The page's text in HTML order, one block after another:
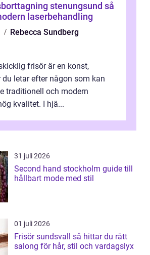
stenungsund så
laserbehandling
Rebecca Sundberg
frisör är en konst,
du letar efter någon som kan
traditionell och modern
kvalitet. I hjä...
31 juli 2026
Second hand stockholm guide till
hållbart mode med stil
01 juli 2026
Frisör sundsvall så hittar du rätt
salong för hår, stil och vardagslyx